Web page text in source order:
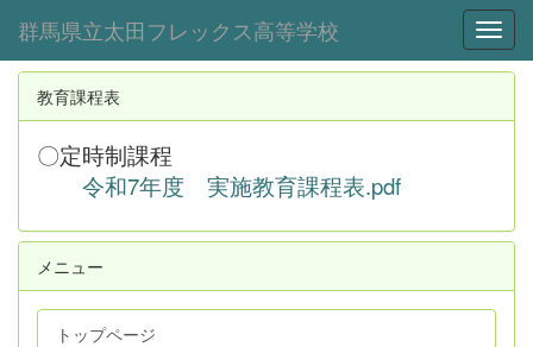
群馬県立太田フレックス高等学校
教育課程表
〇定時制課程
令和7年度 実施教育課程表.pdf
メニュー
トップページ